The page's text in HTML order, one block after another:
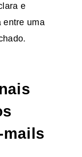
e
entre uma
mails